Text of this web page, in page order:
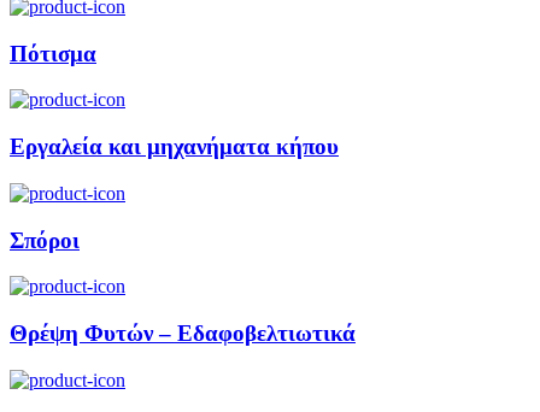
Πότισμα
Εργαλεία και μηχανήματα κήπου
Σπόροι
Θρέψη Φυτών – Εδαφοβελτιωτικά